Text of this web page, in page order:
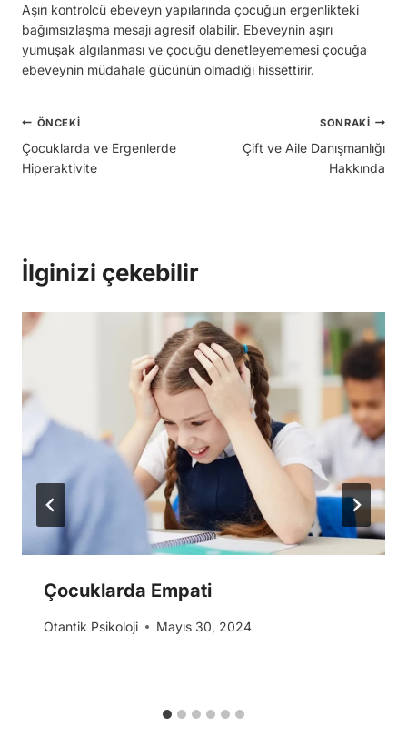
Aşırı kontrolcü ebeveyn yapılarında çocuğun ergenlikteki
bağımsızlaşma mesajı agresif olabilir. Ebeveynin aşırı
yumuşak algılanması ve çocuğu denetleyememesi çocuğa
ebeveynin müdahale gücünün olmadığı hissettirir.
Yazı
gezinmesi
ÖNCEKI
Çocuklarda ve Ergenlerde
Hiperaktivite
SONRAKI
Çift ve Aile Danışmanlığı
Hakkında
İlginizi çekebilir
Çocuklarda Empati
Otantik Psikoloji Mayıs 30, 2024